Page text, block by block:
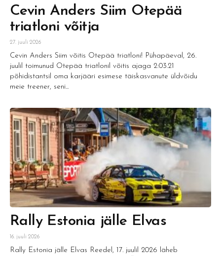
Cevin Anders Siim Otepää
triatloni võitja
27. juuli 2026
Cevin Anders Siim võitis Otepää triatloni! Pühapäeval, 26.
juulil toimunud Otepää triatlonil võitis ajaga 2:03.21
põhidistantsil oma karjääri esimese täiskasvanute üldvõidu
meie treener, seni...
Rally Estonia jälle Elvas
16. juuli 2026
Rally Estonia jälle Elvas Reedel, 17. juulil 2026 läheb